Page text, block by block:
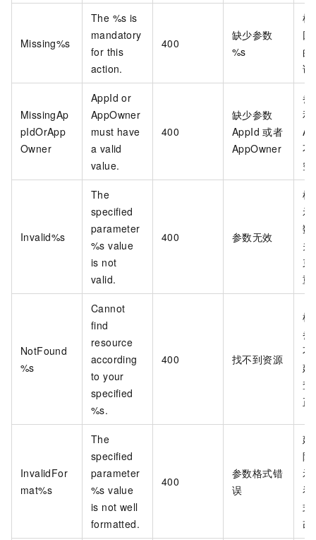
Missing%s
The %s is
mandatory
for this
action.
400
缺少参数
%s
根
回
的
试
MissingAp
pIdOrApp
Owner
AppId or
AppOwner
must have
a valid
value.
400
缺少参数
AppId 或者
AppOwner
参
和
不
空
Invalid%s
The
specified
parameter
%s value
is not
valid.
400 参数无效
根
示
数
关
束
重
NotFound
%s
Cannot
find
resource
according
to your
specified
%s.
400 找不到资源
根
参
不
建
查
正
InvalidFor
mat%s
The
specified
parameter
%s value
is not well
formatted.
400
参数格式错
误
建
际
示
看
式
改